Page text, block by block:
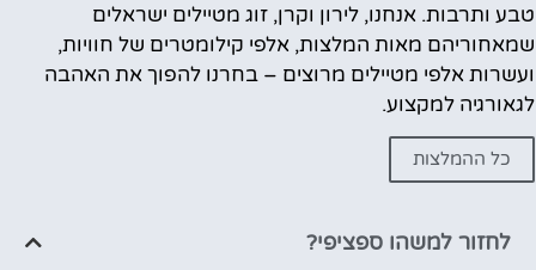
טבע ותרבות. אנחנו, לירון וקרן, זוג מטיילים ישראלים
שמאחוריהם מאות המלצות, אלפי קילומטרים של חוויות,
ועשרות אלפי מטיילים מרוצים – בחרנו להפוך את האהבה
לגאורגיה למקצוע.
כל ההמלצות
לחזור למשהו ספציפי?